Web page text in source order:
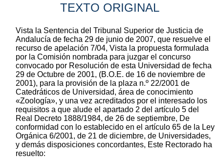
TEXTO ORIGINAL
Vista la Sentencia del Tribunal Superior de Justicia de
Andalucía de fecha 29 de junio de 2007, que resuelve el
recurso de apelación 7/04, Vista la propuesta formulada
por la Comisión nombrada para juzgar el concurso
convocado por Resolución de esta Universidad de fecha
29 de Octubre de 2001, (B.O.E. de 16 de noviembre de
2001), para la provisión de la plaza n.º 22/2001 de
Catedráticos de Universidad, área de conocimiento
«Zoología», y una vez acreditados por el interesado los
requisitos a que alude el apartado 2 del artículo 5 del
Real Decreto 1888/1984, de 26 de septiembre, De
conformidad con lo establecido en el artículo 65 de la Ley
Orgánica 6/2001, de 21 de diciembre, de Universidades,
y demás disposiciones concordantes, Este Rectorado ha
resuelto: